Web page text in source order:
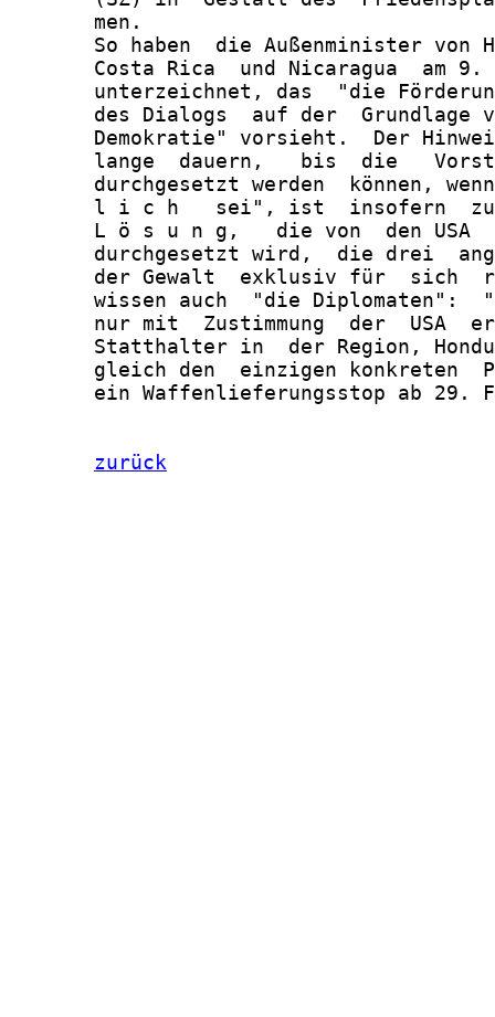
       men.
So haben  die Außenminister von
Costa Rica  und Nicaragua  am
unterzeichnet, das  "die
des Dialogs  auf der  Grundlage
Demokratie" vorsieht.  Der
lange  dauern,   bis  die
durchgesetzt werden  können,
l i c h   sei", ist  insofern
L ö s u n g,   die von  den USA
durchgesetzt wird,  die drei
der Gewalt  exklusiv für  sich
wissen auch  "die Diplomaten":
nur mit  Zustimmung  der  USA
Statthalter in  der Region,
gleich den  einzigen konkreten
ein Waffenlieferungsstop ab 29.
zurück